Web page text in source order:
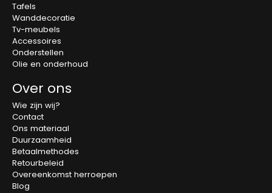
Tafels
Wanddecoratie
Tv-meubels
Accessoires
Onderstellen
Olie en onderhoud
Over ons
Wie zijn wij?
Contact
Ons materiaal
Duurzaamheid
Betaalmethodes
Retourbeleid
Overeenkomst herroepen
Blog